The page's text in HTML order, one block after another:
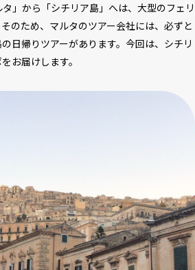
」から「シチリア島」へは、大型のフェリ
のため、マルタのツアー会社には、必ずと
日帰りツアーがあります。今回は、シチリ
お届けします。